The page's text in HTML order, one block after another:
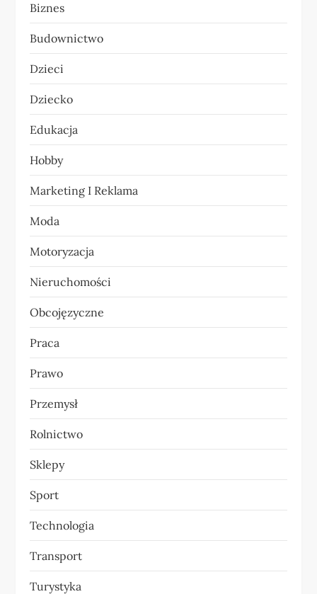
c
j
a
w
p
i
s
u
Biznes
Budownictwo
Dzieci
Dziecko
Edukacja
Hobby
Marketing I Reklama
Moda
Motoryzacja
Nieruchomości
Obcojęzyczne
Praca
Prawo
Przemysł
Rolnictwo
Sklepy
Sport
Technologia
Transport
Turystyka